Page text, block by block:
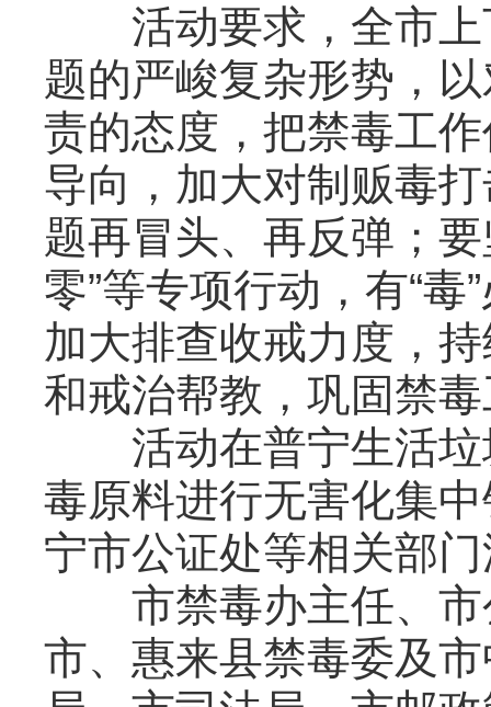
活动要求，全市上
题的严峻复杂形势，
责的态度，把禁毒工
导向，加大对制贩毒
题再冒头、再反弹；
零”等专项行动，有“
加大排查收戒力度，
和戒治帮教，巩固禁
活动在普宁生活垃
毒原料进行无害化集
宁市公证处等相关部
市禁毒办主任、市
市、惠来县禁毒委及